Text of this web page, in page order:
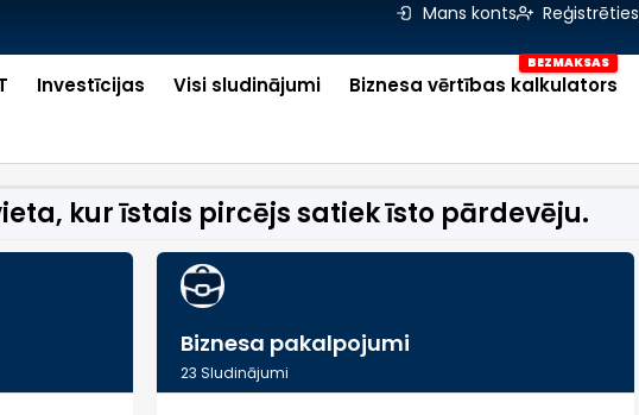
Mans konts Reģistrēties
Investīcijas Visi sludinājumi
Biznesa vērtības kalkulators
kur īstais pircējs satiek īsto pārdevēju.
Biznesa pakalpojumi
23 Sludinājumi